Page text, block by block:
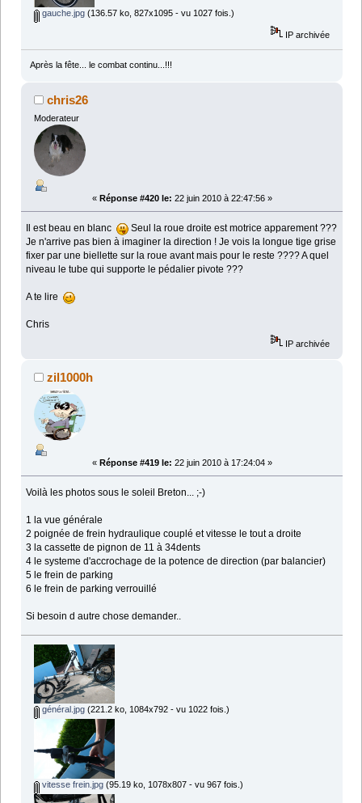
gauche.jpg(136.57 ko, 827x1095 - vu 1027 fois.)
IP archivée
Après la fête... le combat continu...!!!
chris26
Moderateur
« Réponse #420 le: 22 juin 2010 à 22:47:56 »
Il est beau en blanc
Seul la roue droite est motrice apparement ???
Je n'arrive pas bien à imaginer la direction ! Je vois la longue tige grise
fixer par une biellette sur la roue avant mais pour le reste ???? A quel
niveau le tube qui supporte le pédalier pivote ???
A te lire
Chris
IP archivée
zil1000h
« Réponse #419 le: 22 juin 2010 à 17:24:04 »
Voilà les photos sous le soleil Breton... ;-)
1 la vue générale
2 poignée de frein hydraulique couplé et vitesse le tout a droite
3 la cassette de pignon de 11 à 34dents
4 le systeme d'accrochage de la potence de direction (par balancier)
5 le frein de parking
6 le frein de parking verrouillé
Si besoin d autre chose demander..
général.jpg(221.2 ko, 1084x792 - vu 1022 fois.)
vitesse frein.jpg(95.19 ko, 1078x807 - vu 967 fois.)